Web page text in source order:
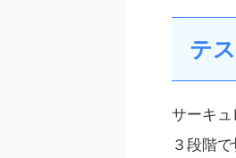
テ
サーキ
３段階